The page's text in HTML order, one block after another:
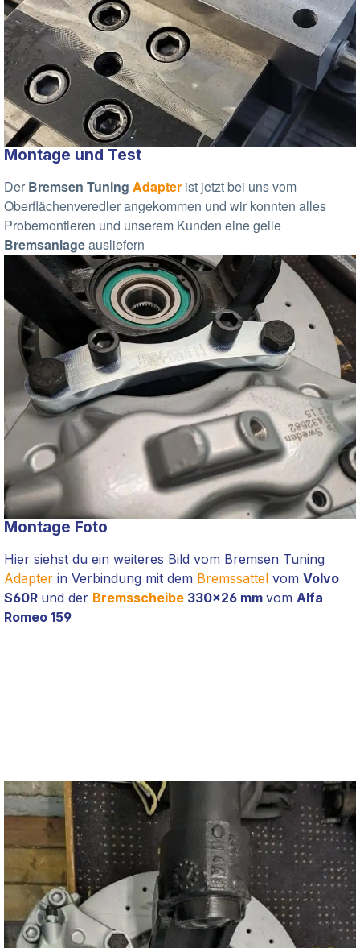
Montage und Test
Der Bremsen Tuning Adapter ist jetzt bei uns vom
Oberflächenveredler angekommen und wir konnten alles
Probemontieren und unserem Kunden eine geile
Bremsanlageausliefern
Montage Foto
Hier siehst du ein weiteres Bild vom Bremsen Tuning
Adapter in Verbindung mit dem Bremssattel vom Volvo
S60R und der Bremsscheibe 330x26 mm vom Alfa
Romeo 159